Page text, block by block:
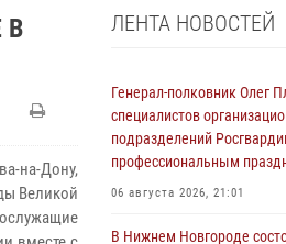
В
на-Дону,
Великой
ЛЕНТА НОВОСТЕЙ
Генерал-полковник Олег
специалистов
подразделений
профессиональным
06 августа 2026, 21:01
В Нижнем Новгороде